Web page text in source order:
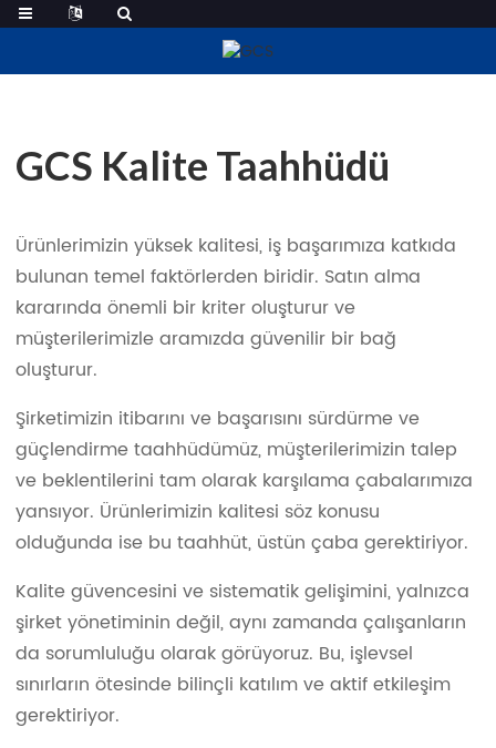
Kalite Taahhüdü
GCS Kalite Taahhüdü
Ürünlerimizin yüksek kalitesi, iş başarımıza katkıda
bulunan temel faktörlerden biridir. Satın alma
kararında önemli bir kriter oluşturur ve
müşterilerimizle aramızda güvenilir bir bağ
oluşturur.
Şirketimizin itibarını ve başarısını sürdürme ve
güçlendirme taahhüdümüz, müşterilerimizin talep
ve beklentilerini tam olarak karşılama çabalarımıza
yansıyor. Ürünlerimizin kalitesi söz konusu
olduğunda ise bu taahhüt, üstün çaba gerektiriyor.
Kalite güvencesini ve sistematik gelişimini, yalnızca
şirket yönetiminin değil, aynı zamanda çalışanların
da sorumluluğu olarak görüyoruz. Bu, işlevsel
sınırların ötesinde bilinçli katılım ve aktif etkileşim
gerektiriyor.